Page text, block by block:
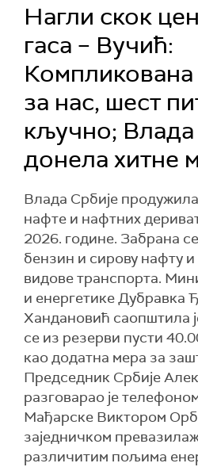
Нагли скок
гаса – Вучић:
Компликована
за нас, шест
кључно; Влада
донела хитне
Влада Србије
нафте и нафтних
2026. године. Забрана
бензин и сирову нафту
видове транспорта.
и енергетике Дубравка
Хандановић саопштила
се из резерви пусти
као додатна мера за
Председник Србије
разговарао је
Мађарске Виктором
заједничком
различитим пољима